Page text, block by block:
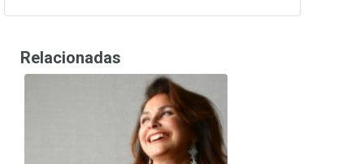
Relacionadas